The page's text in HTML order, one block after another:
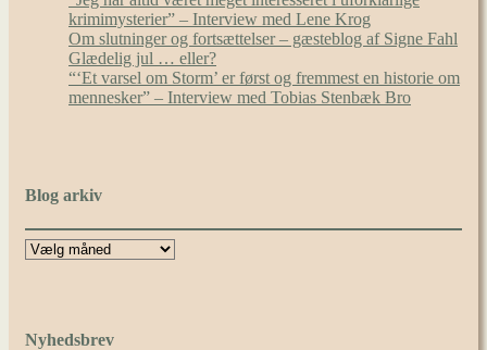
krimimysterier” – Interview med Lene Krog
Om slutninger og fortsættelser – gæsteblog af Signe Fahl
Glædelig jul … eller?
“‘Et varsel om Storm’ er først og fremmest en historie om
mennesker” – Interview med Tobias Stenbæk Bro
Blog arkiv
Nyhedsbrev